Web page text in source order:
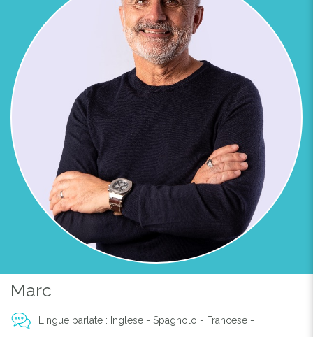
Marc
Lingue parlate : Inglese - Spagnolo - Francese -